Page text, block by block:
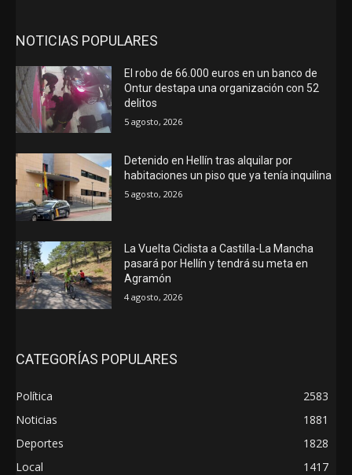
NOTICIAS POPULARES
El robo de 66.000 euros en un banco de
Ontur destapa una organización con 52
delitos
5 agosto, 2026
Detenido en Hellín tras alquilar por
habitaciones un piso que ya tenía inquilina
5 agosto, 2026
La Vuelta Ciclista a Castilla-La Mancha
pasará por Hellín y tendrá su meta en
Agramón
4 agosto, 2026
CATEGORÍAS POPULARES
Política
2583
Noticias
1881
Deportes
1828
Local
1417